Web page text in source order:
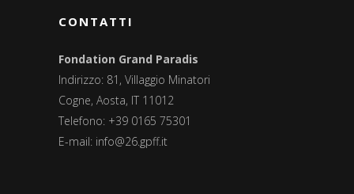
CONTATTI
Fondation Grand Paradis
Indirizzo: 81, Villaggio Minatori
Cogne, Aosta, IT 11012
Telefono: +39 0165 75301
E-mail: info@26.gpff.it